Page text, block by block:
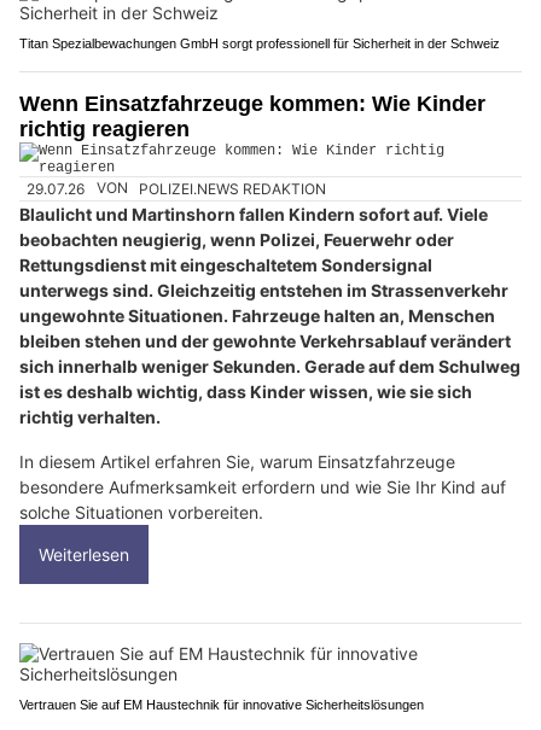
Titan Spezialbewachungen GmbH sorgt professionell für Sicherheit in der Schweiz
Wenn Einsatzfahrzeuge kommen: Wie Kinder
richtig reagieren
29.07.26 VON POLIZEI.NEWS REDAKTION
Blaulicht und Martinshorn fallen Kindern sofort auf. Viele
beobachten neugierig, wenn Polizei, Feuerwehr oder
Rettungsdienst mit eingeschaltetem Sondersignal
unterwegs sind. Gleichzeitig entstehen im Strassenverkehr
ungewohnte Situationen. Fahrzeuge halten an, Menschen
bleiben stehen und der gewohnte Verkehrsablauf verändert
sich innerhalb weniger Sekunden. Gerade auf dem Schulweg
ist es deshalb wichtig, dass Kinder wissen, wie sie sich
richtig verhalten.
In diesem Artikel erfahren Sie, warum Einsatzfahrzeuge
besondere Aufmerksamkeit erfordern und wie Sie Ihr Kind auf
solche Situationen vorbereiten.
Weiterlesen
Vertrauen Sie auf EM Haustechnik für innovative Sicherheitslösungen